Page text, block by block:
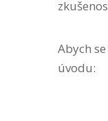
Abych
úvodu: